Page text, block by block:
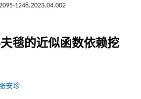
1248.2023.04.002
毯的近似函数依赖挖
张安珍